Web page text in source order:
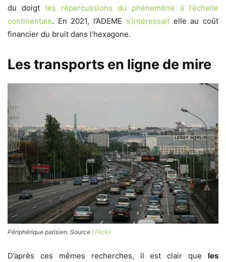
du doigt les répercussions du phénomène à l’échelle
continentale. En 2021, l’ADEME s’intéressaitelle au coût
financier du bruit dans l’hexagone.
Les transports en ligne de mire
Périphérique parisien. Source : Flickr
D’après ces mêmes recherches, il est clair que les